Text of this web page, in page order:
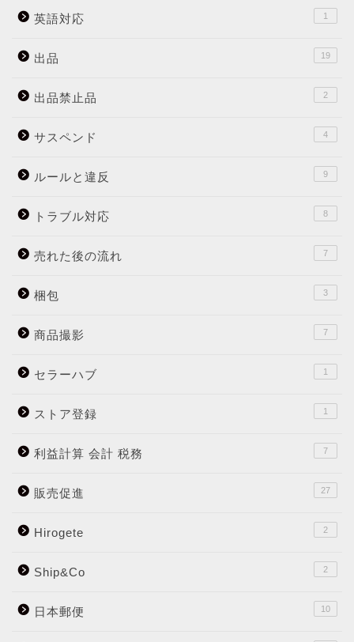
英語対応 1
出品 19
出品禁止品 2
サスペンド 4
ルールと違反 9
トラブル対応 8
売れた後の流れ 7
梱包 3
商品撮影 7
セラーハブ 1
ストア登録 1
利益計算 会計 税務 7
販売促進 27
Hirogete 2
Ship&Co 2
日本郵便 10